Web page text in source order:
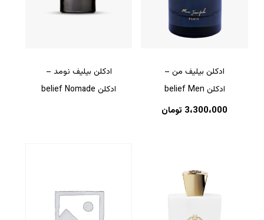
ادکلن بیلیف من –
ادکلن belief Men
3،300،000 تومان
ادکلن بیلیف نومد –
ادکلن belief Nomade